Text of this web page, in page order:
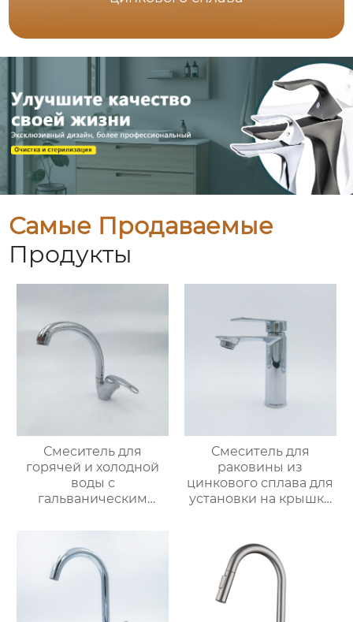
Самые Продаваемые
Продукты
Смеситель для
горячей и холодной
воды с
гальваническим
цинкового сплава
Смеситель для
раковины из
цинкового сплава для
установки на крышку